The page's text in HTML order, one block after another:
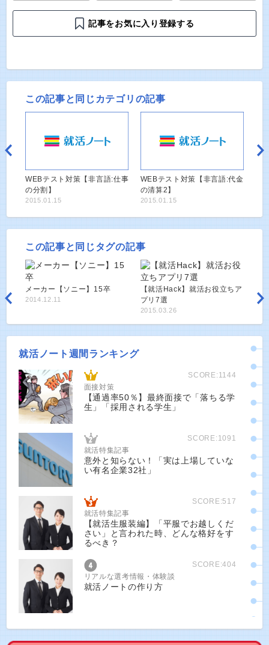
記事をお気に入り登録する
この記事と同じカテゴリの記事
WEBテスト対策【非言語:仕事
の分割】
2015.01.15
WEBテスト対策【非言語:代金
の清算2】
2015.01.15
この記事と同じタグの記事
メーカー【ソニー】15卒
2014.12.11
【就活Hack】就活お役立ちア
プリ7選
2015.03.26
就活ノート週間ランキング
SCORE:1144
面接対策
【通過率50％】最終面接で「落ちる学
生」「採用される学生」
SCORE:1091
就活特集記事
意外と知らない！「実は上場していな
い有名企業32社」
SCORE:517
就活特集記事
【就活生服装編】「平服でお越しくだ
さい」と言われた時、どんな格好をす
るべき？
SCORE:404
リアルな選考情報・体験談
就活ノートの作り方